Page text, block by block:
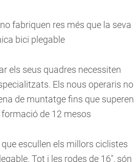
fabriquen res més que la seva
bici plegable
els seus quadres necessiten
Els nous operaris no
de muntatge fins que superen
formació de 12 mesos
escullen els millors ciclistes
Tot i les rodes de 16", són